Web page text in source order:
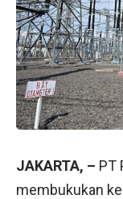
JAKARTA, – PT
membukukan